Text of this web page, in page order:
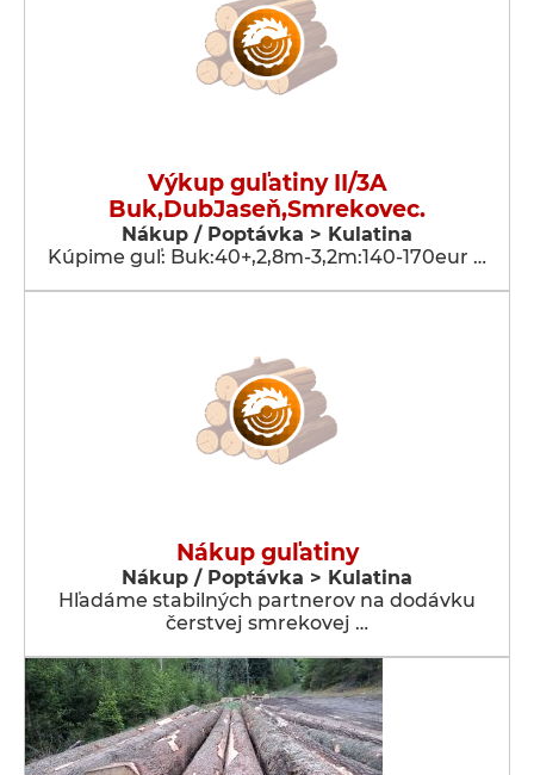
Výkup guľatiny II/3A
Buk,DubJaseň,Smrekovec.
Nákup / Poptávka > Kulatina
Kúpime guľ: Buk:40+,2,8m-3,2m:140-170eur …
Nákup guľatiny
Nákup / Poptávka > Kulatina
Hľadáme stabilných partnerov na dodávku
čerstvej smrekovej …